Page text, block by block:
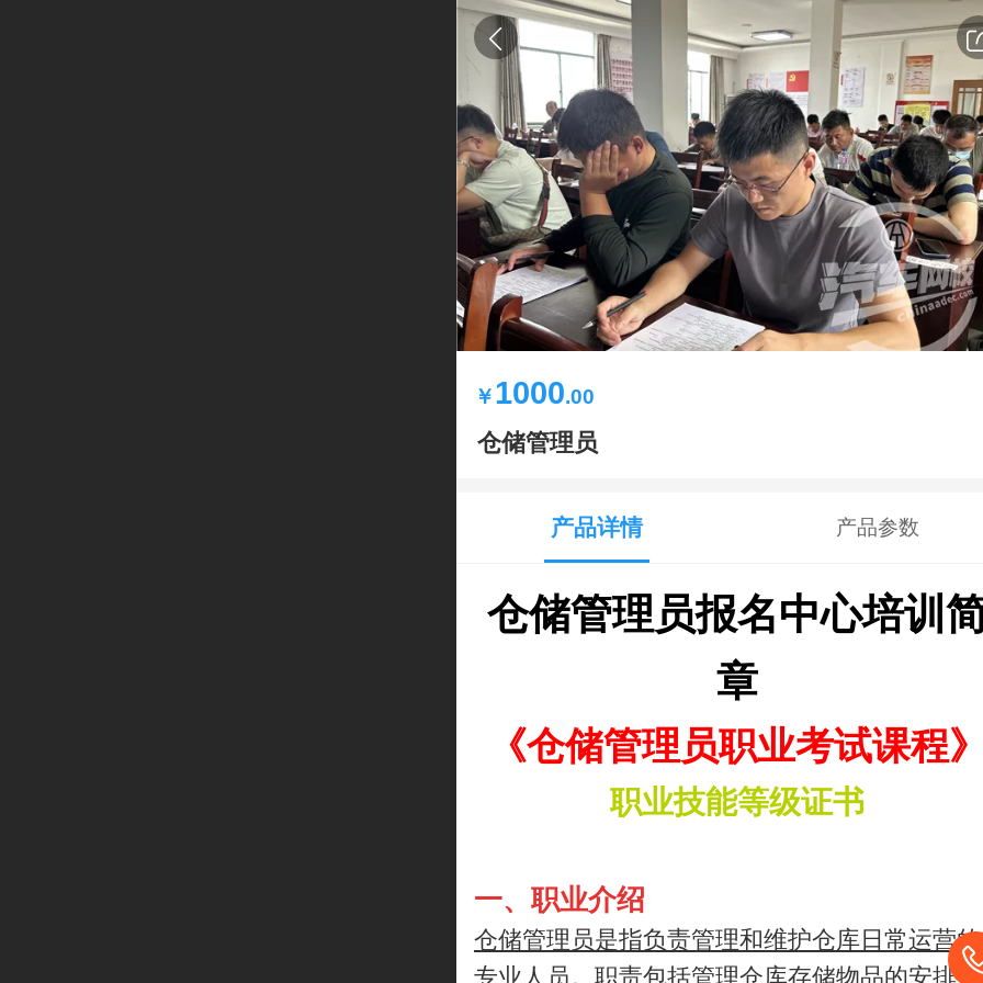
￥1000.00
仓储管理员
产品详情 产品参数
仓储管理员报名中心培训
章
《仓储管理员职业考试课程
职业技能等级证书
一、职业介绍
仓储管理员是指负责管理和维护仓库日常运营的
专业人员。职责包括管理仓库存储物品的安排、